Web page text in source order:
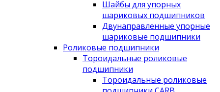
Шайбы для упорных
шариковых подшипников
Двунаправленные упорные
шариковые подшипники
Роликовые подшипники
Тороидальные роликовые
подшипники
Тороидальные роликовые